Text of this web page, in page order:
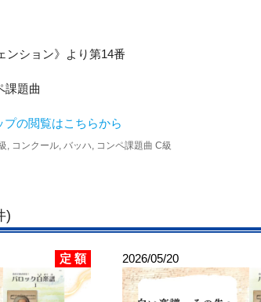
ンション》より第14番
題曲
プの閲覧はこちらから
, コンクール, バッハ, コンペ課題曲 C級
)
定 額 2026/05/20